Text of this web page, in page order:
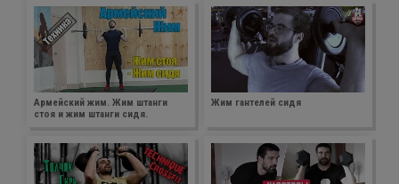
Армейский жим. Жим штанги
стоя и жим штанги сидя.
Жим гантелей сидя